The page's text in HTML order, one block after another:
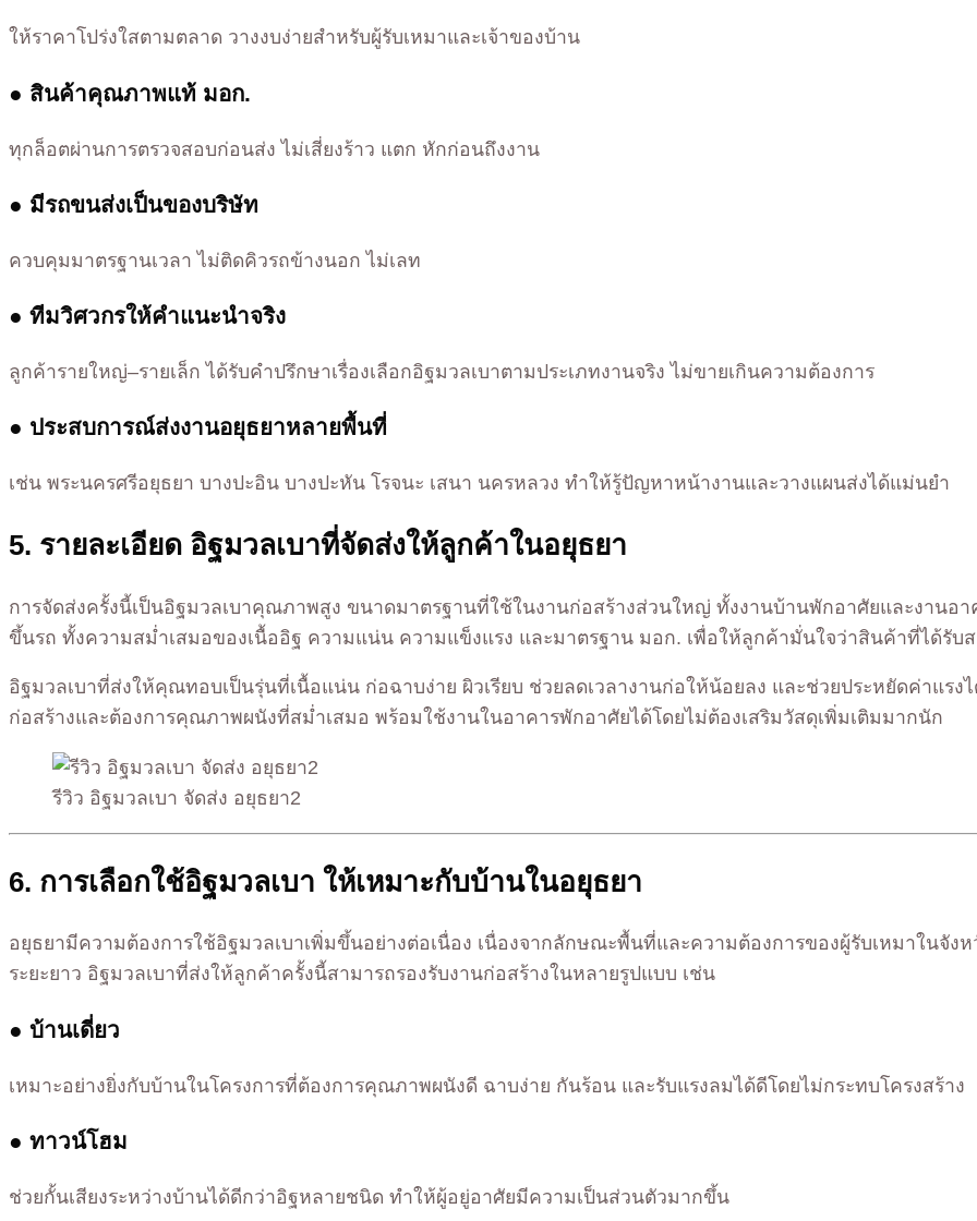
ให้ราคาโปร่งใสตามตลาด วางงบง่ายสำหรับผู้รับเหมาและเจ้าของบ้าน
● สินค้าคุณภาพแท้ มอก.
ทุกล็อตผ่านการตรวจสอบก่อนส่ง ไม่เสี่ยงร้าว แตก หักก่อนถึงงาน
● มีรถขนส่งเป็นของบริษัท
ควบคุมมาตรฐานเวลา ไม่ติดคิวรถข้างนอก ไม่เลท
● ทีมวิศวกรให้คำแนะนำจริง
ลูกค้ารายใหญ่–รายเล็ก ได้รับคำปรึกษาเรื่องเลือกอิฐมวลเบาตามประเภทงานจริง ไม่ขายเกินความต้องการ
● ประสบการณ์ส่งงานอยุธยาหลายพื้นที่
เช่น พระนครศรีอยุธยา บางปะอิน บางปะหัน โรจนะ เสนา นครหลวง ทำให้รู้ปัญหาหน้างานและวางแผนส่งได้แม่นยำ
5. รายละเอียด อิฐมวลเบาที่จัดส่งให้ลูกค้าในอยุธยา
การจัดส่งครั้งนี้เป็นอิฐมวลเบาคุณภาพสูง ขนาดมาตรฐานที่ใช้ในงานก่อสร้างส่วนใหญ่ ทั้งงานบ้านพักอาศัยและงานอ
ขึ้นรถ ทั้งความสม่ำเสมอของเนื้ออิฐ ความแน่น ความแข็งแรง และมาตรฐาน มอก. เพื่อให้ลูกค้ามั่นใจว่าสินค้าที่ได้รับ
อิฐมวลเบาที่ส่งให้คุณทอบเป็นรุ่นที่เนื้อแน่น ก่อฉาบง่าย ผิวเรียบ ช่วยลดเวลางานก่อให้น้อยลง และช่วยประหยัดค่าแรง
ก่อสร้างและต้องการคุณภาพผนังที่สม่ำเสมอ พร้อมใช้งานในอาคารพักอาศัยได้โดยไม่ต้องเสริมวัสดุเพิ่มเติมมากนัก
รีวิว อิฐมวลเบา จัดส่ง อยุธยา2
6. การเลือกใช้อิฐมวลเบา ให้เหมาะกับบ้านในอยุธยา
อยุธยามีความต้องการใช้อิฐมวลเบาเพิ่มขึ้นอย่างต่อเนื่อง เนื่องจากลักษณะพื้นที่และความต้องการของผู้รับเหมาในจัง
ระยะยาว อิฐมวลเบาที่ส่งให้ลูกค้าครั้งนี้สามารถรองรับงานก่อสร้างในหลายรูปแบบ เช่น
● บ้านเดี่ยว
เหมาะอย่างยิ่งกับบ้านในโครงการที่ต้องการคุณภาพผนังดี ฉาบง่าย กันร้อน และรับแรงลมได้ดีโดยไม่กระทบโครงสร้าง
● ทาวน์โฮม
ช่วยกั้นเสียงระหว่างบ้านได้ดีกว่าอิฐหลายชนิด ทำให้ผู้อยู่อาศัยมีความเป็นส่วนตัวมากขึ้น